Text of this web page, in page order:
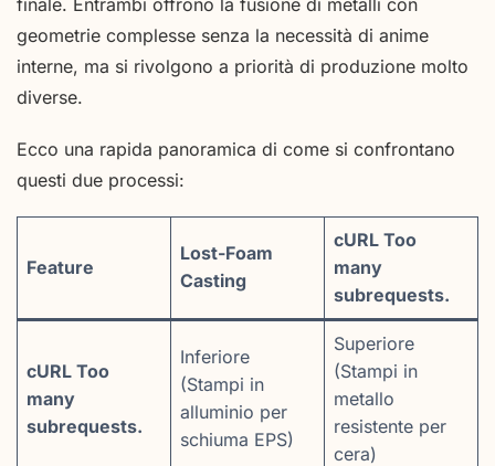
geometrie complesse senza la necessità di anime
interne, ma si rivolgono a priorità di produzione molto
diverse.
Ecco una rapida panoramica di come si confrontano
questi due processi:
Feature
Lost-Foam
Casting
cURL Too
many
subrequests.
cURL Too
many
subrequests.
Inferiore
(Stampi in
alluminio per
schiuma EPS)
Superiore
(Stampi in
metallo
resistente per
cera)